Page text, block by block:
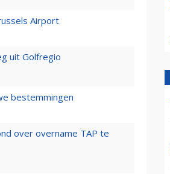
Airport
uit Golfregio
bestemmingen
over overname TAP te